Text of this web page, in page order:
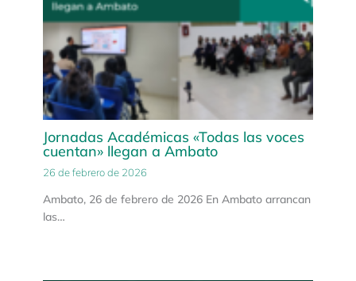
Jornadas Académicas «Todas las voces
cuentan» llegan a Ambato
26 de febrero de 2026
Ambato, 26 de febrero de 2026 En Ambato arrancan
las…